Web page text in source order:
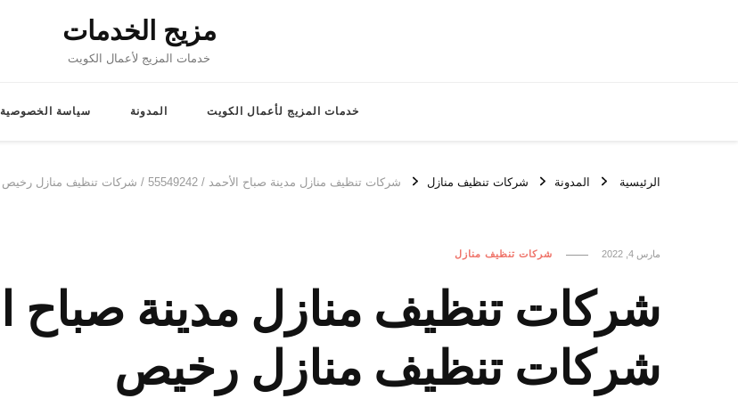
مزيج الخدمات
خدمات المزيج لأعمال الكويت
خدمات المزيج لأعمال الكويت المدونة سياسة الخصوصية
الرئيسية المدونة شركات تنظيف منازل شركات تنظيف منازل مدينة صباح الأحمد / 55549242 / شركات تنظيف منازل رخيص
مارس 4, 2022 شركات تنظيف منازل
شركات تنظيف منازل رخيص